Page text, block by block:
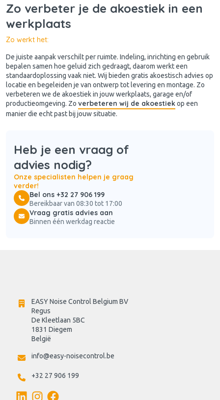
Zo verbeter je de akoestiek in een
werkplaats
Zo werkt het:
De juiste aanpak verschilt per ruimte. Indeling, inrichting en gebruik
bepalen samen hoe geluid zich gedraagt, daarom werkt een
standaardoplossing vaak niet. Wij bieden gratis akoestisch advies op
locatie en begeleiden je van ontwerp tot levering en montage. Zo
verbeteren we de akoestiek in jouw werkplaats, garage en/of
productieomgeving. Zo verbeteren wij de akoestiekop een
manier die echt past bij jouw situatie.
Heb je een vraag of
advies nodig?
Onze specialisten helpen je graag
verder!
Bel ons +32 27 906 199
Bereikbaar van 08:30 tot 17:00
Vraag gratis advies aan
Binnen één werkdag reactie
EASY Noise Control Belgium BV
Regus
De Kleetlaan 5BC
1831 Diegem
België
info@easy-noisecontrol.be
+32 27 906 199